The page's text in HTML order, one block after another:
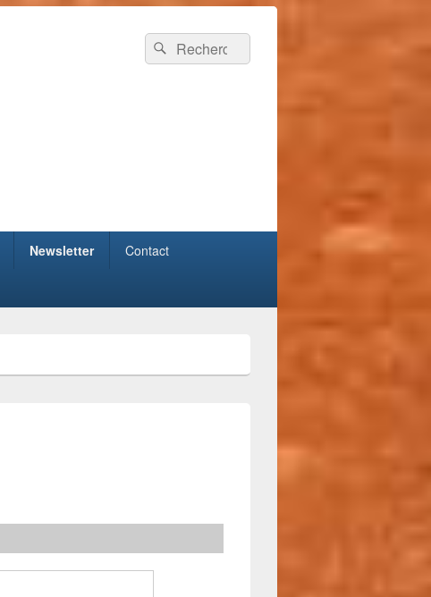
Recherche :
Rechercher
Newsletter Contact